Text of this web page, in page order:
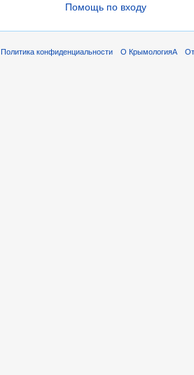
Помощь по входу
Политика конфиденциальности О КрымологияА